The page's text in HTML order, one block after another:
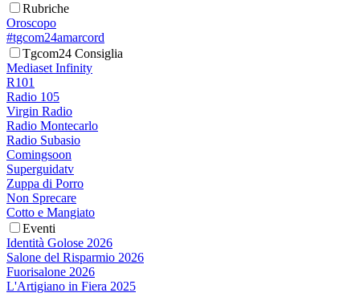
Rubriche
Oroscopo
#tgcom24amarcord
Tgcom24 Consiglia
Mediaset Infinity
R101
Radio 105
Virgin Radio
Radio Montecarlo
Radio Subasio
Comingsoon
Superguidatv
Zuppa di Porro
Non Sprecare
Cotto e Mangiato
Eventi
Identità Golose 2026
Salone del Risparmio 2026
Fuorisalone 2026
L'Artigiano in Fiera 2025